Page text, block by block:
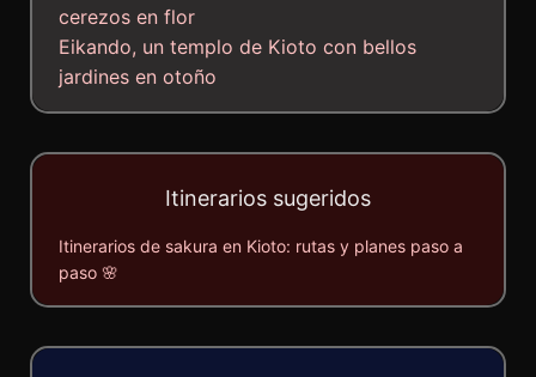
cerezos en flor
Eikando, un templo de Kioto con bellos
jardines en otoño
Itinerarios sugeridos
Itinerarios de sakura en Kioto: rutas y planes paso a
paso 🌸